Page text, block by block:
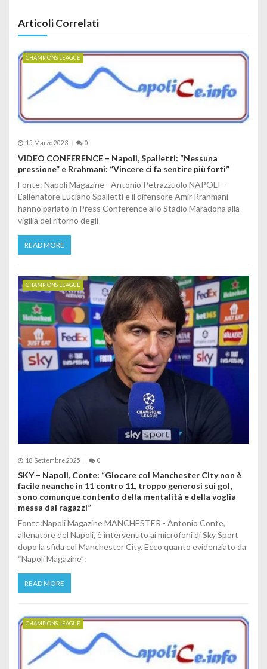
Articoli Correlati
CHAMPIONS LEAGUE
15 Marzo 2023 0
VIDEO CONFERENCE – Napoli, Spalletti: “Nessuna
pressione” e Rrahmani: “Vincere ci fa sentire più forti”
Fonte: Napoli Magazine - Antonio Petrazzuolo NAPOLI -
L'allenatore Luciano Spalletti e il difensore Amir Rrahmani
hanno parlato in Press Conference allo Stadio Maradona alla
vigilia del ritorno degli
READ MORE
CHAMPIONS LEAGUE
18 Settembre 2025 0
SKY – Napoli, Conte: “Giocare col Manchester City non è
facile neanche in 11 contro 11, troppo generosi sui gol,
sono comunque contento della mentalità e della voglia
messa dai ragazzi”
Fonte:Napoli Magazine MANCHESTER - Antonio Conte,
allenatore del Napoli, è intervenuto ai microfoni di Sky Sport
dopo la sfida col Manchester City. Ecco quanto evidenziato da
“Napoli Magazine”:
READ MORE
CHAMPIONS LEAGUE